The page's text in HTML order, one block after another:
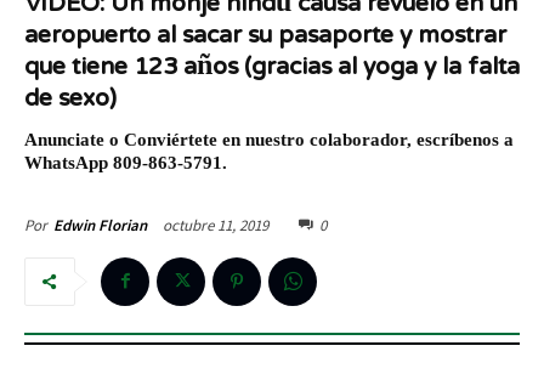
aeropuerto al sacar su pasaporte y mostrar
que tiene 123 años (gracias al yoga y la falta
de sexo)
Anunciate o Conviértete en nuestro colaborador, escríbenos a
WhatsApp 809-863-5791.
Por Edwin Florian octubre 11, 2019 0